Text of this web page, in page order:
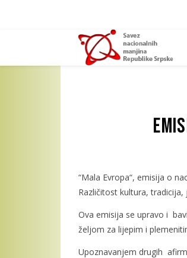
“Mala Evropa“, emisija o
Različitost kultura,
Ova emisija se upravo i
željom za lijepim i
Upoznavanjem drugih